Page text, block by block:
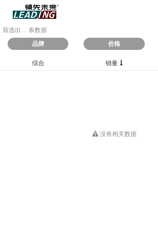
筛选出 ... 条数据
品牌
价格
综合 销量
没有相关数据